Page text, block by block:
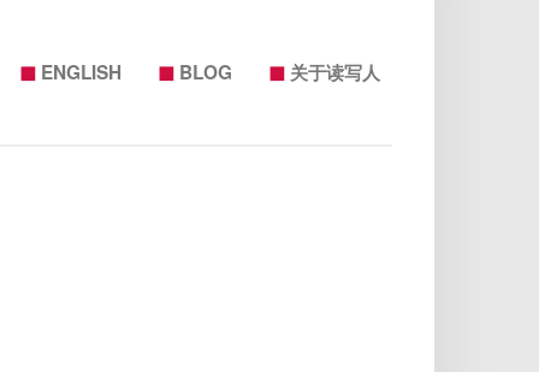
◼ ENGLISH ◼ BLOG ◼ 关于读写人